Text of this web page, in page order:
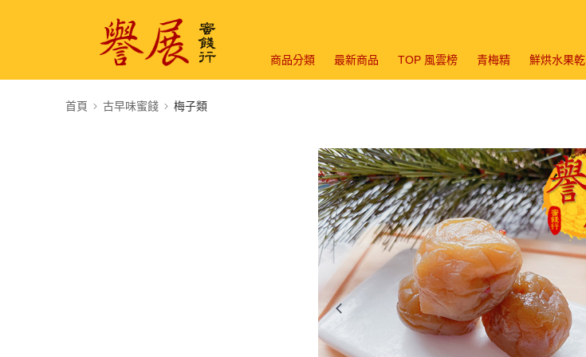
商品分類 最新商品 TOP 風雲榜 青梅精 鮮烘水果乾
首頁 古早味蜜餞 梅子類